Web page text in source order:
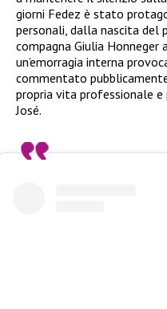
giorni Fedez è stato
personali, dalla nascita del
compagna Giulia Honneger
un’emorragia interna
commentato
propria vita professionale
José.